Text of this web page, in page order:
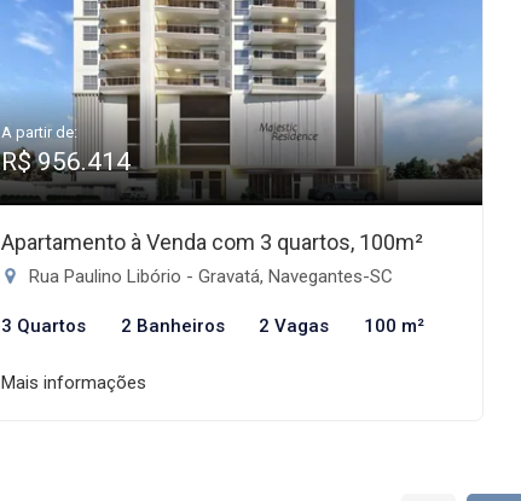
A partir de:
R$ 956.414
Apartamento à Venda com 3 quartos, 100m²
Rua Paulino Libório - Gravatá, Navegantes-SC
3 Quartos 2 Banheiros 2 Vagas 100 m²
Mais informações